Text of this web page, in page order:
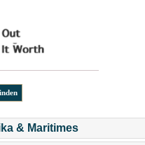
& Maritimes